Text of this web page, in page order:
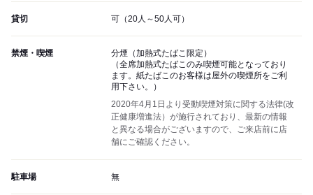
貸切 可（20人～50人可）
禁煙・喫煙
分煙（加熱式たばこ限定）
（全席加熱式たばこのみ喫煙可能となっており
ます。紙たばこのお客様は屋外の喫煙所をご利
用下さい。）
2020年4月1日より受動喫煙対策に関する法律(改
正健康増進法）が施行されており、最新の情報
と異なる場合がございますので、ご来店前に店
舗にご確認ください。
駐車場 無